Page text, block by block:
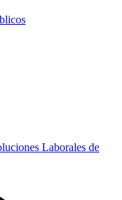
Laborales de